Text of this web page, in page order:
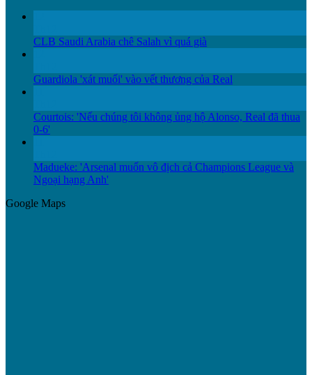
CLB Saudi Arabia chê Salah vì quá già
Guardiola 'xát muối' vào vết thương của Real
Courtois: 'Nếu chúng tôi không ủng hộ Alonso, Real đã thua
0-6'
Madueke: 'Arsenal muốn vô địch cả Champions League và
Ngoại hạng Anh'
Google Maps